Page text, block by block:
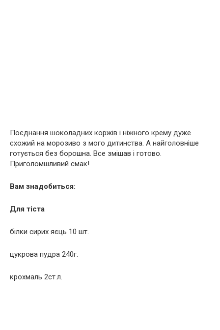
Поєднання шоколадних коржів і ніжного крему дуже
схожий на морозиво з мого дитинства. А найголовніше
готується без борошна. Все змішав і готово.
Приголомшливий смак!
Вам знадобиться:
Для тіста
білки сирих яєць 10 шт.
цукрова пудра 240г.
крохмаль 2ст.л.